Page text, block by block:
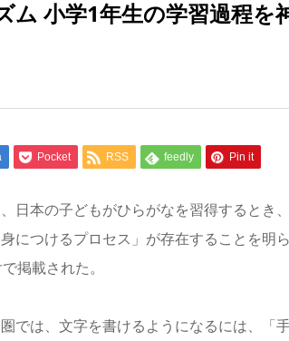
ム 小学1年生の学習過程を
Pocket RSS feedly Pin it
日本の子どもがひらがなを習得するとき
につけるプロセス」が存在することを明
掲載された。
では、文字を書けるようになるには、「